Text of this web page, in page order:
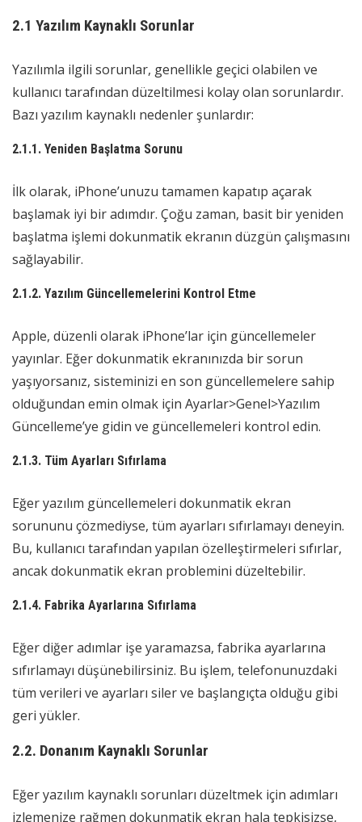
2.1 Yazılım Kaynaklı Sorunlar
Yazılımla ilgili sorunlar, genellikle geçici olabilen ve
kullanıcı tarafından düzeltilmesi kolay olan sorunlardır.
Bazı yazılım kaynaklı nedenler şunlardır:
2.1.1. Yeniden Başlatma Sorunu
İlk olarak, iPhone’unuzu tamamen kapatıp açarak
başlamak iyi bir adımdır. Çoğu zaman, basit bir yeniden
başlatma işlemi dokunmatik ekranın düzgün çalışmasını
sağlayabilir.
2.1.2. Yazılım Güncellemelerini Kontrol Etme
Apple, düzenli olarak iPhone’lar için güncellemeler
yayınlar. Eğer dokunmatik ekranınızda bir sorun
yaşıyorsanız, sisteminizi en son güncellemelere sahip
olduğundan emin olmak için Ayarlar>Genel>Yazılım
Güncelleme’ye gidin ve güncellemeleri kontrol edin.
2.1.3. Tüm Ayarları Sıfırlama
Eğer yazılım güncellemeleri dokunmatik ekran
sorununu çözmediyse, tüm ayarları sıfırlamayı deneyin.
Bu, kullanıcı tarafından yapılan özelleştirmeleri sıfırlar,
ancak dokunmatik ekran problemini düzeltebilir.
2.1.4. Fabrika Ayarlarına Sıfırlama
Eğer diğer adımlar işe yaramazsa, fabrika ayarlarına
sıfırlamayı düşünebilirsiniz. Bu işlem, telefonunuzdaki
tüm verileri ve ayarları siler ve başlangıçta olduğu gibi
geri yükler.
2.2. Donanım Kaynaklı Sorunlar
Eğer yazılım kaynaklı sorunları düzeltmek için adımları
izlemenize rağmen dokunmatik ekran hala tepkisizse,